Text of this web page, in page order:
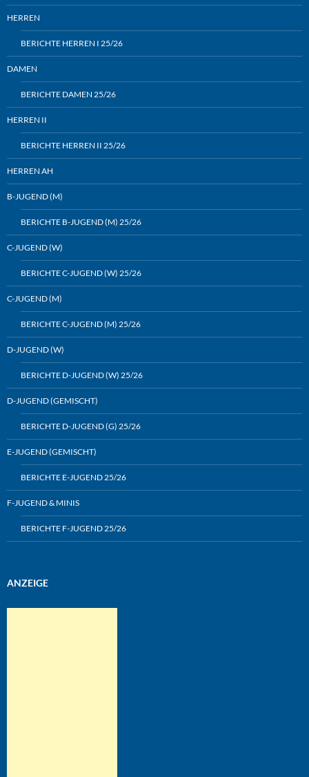
HERREN
BERICHTE HERREN I 25/26
DAMEN
BERICHTE DAMEN 25/26
HERREN II
BERICHTE HERREN II 25/26
HERREN AH
B-JUGEND (M)
BERICHTE B-JUGEND (M) 25/26
C-JUGEND (W)
BERICHTE C-JUGEND (W) 25/26
C-JUGEND (M)
BERICHTE C-JUGEND (M) 25/26
D-JUGEND (W)
BERICHTE D-JUGEND (W) 25/26
D-JUGEND (GEMISCHT)
BERICHTE D-JUGEND (G) 25/26
E-JUGEND (GEMISCHT)
BERICHTE E-JUGEND 25/26
F-JUGEND & MINIS
BERICHTE F-JUGEND 25/26
ANZEIGE